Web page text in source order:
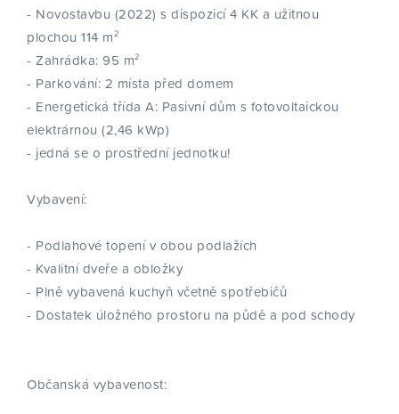
- Novostavbu (2022) s dispozicí 4 KK a užitnou
plochou 114 m²
- Zahrádka: 95 m²
- Parkování: 2 místa před domem
- Energetická třída A: Pasivní dům s fotovoltaickou
elektrárnou (2,46 kWp)
- jedná se o prostřední jednotku!
Vybavení:
- Podlahové topení v obou podlažích
- Kvalitní dveře a obložky
- Plně vybavená kuchyň včetně spotřebičů
- Dostatek úložného prostoru na půdě a pod schody
Občanská vybavenost: